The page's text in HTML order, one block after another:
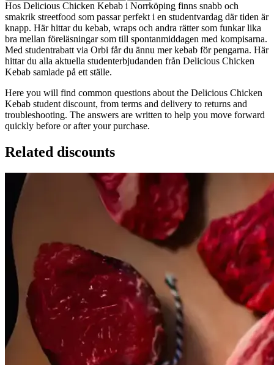
Hos Delicious Chicken Kebab i Norrköping finns snabb och
smakrik streetfood som passar perfekt i en studentvardag där tiden är
knapp. Här hittar du kebab, wraps och andra rätter som funkar lika
bra mellan föreläsningar som till spontanmiddagen med kompisarna.
Med studentrabatt via Orbi får du ännu mer kebab för pengarna. Här
hittar du alla aktuella studenterbjudanden från Delicious Chicken
Kebab samlade på ett ställe.
Here you will find common questions about the Delicious Chicken
Kebab student discount, from terms and delivery to returns and
troubleshooting. The answers are written to help you move forward
quickly before or after your purchase.
Related discounts